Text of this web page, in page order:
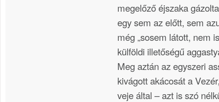
megelőző éjszaka
egy sem az előtt, sem
még „sosem látott, nem
külföldi illetőségű
Meg aztán az egyszeri
kivágott akácosát a
veje által – azt is szó